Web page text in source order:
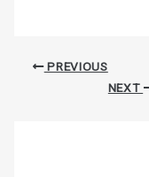
PREVIOUS
NEXT